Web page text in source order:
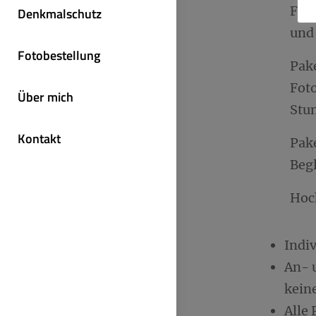
Denkmalschutz
Fotobestellung
Über mich
Kontakt
An-
Alle